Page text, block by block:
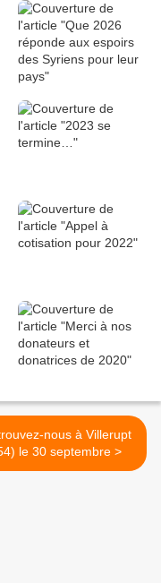
nous à Villerupt
(54) le 30 septembre >